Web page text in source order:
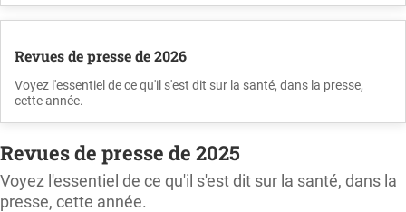
Revues de presse de 2026
Voyez l'essentiel de ce qu'il s'est dit sur la santé, dans la presse,
cette année.
Revues de presse de 2025
Voyez l'essentiel de ce qu'il s'est dit sur la santé, dans la
presse, cette année.